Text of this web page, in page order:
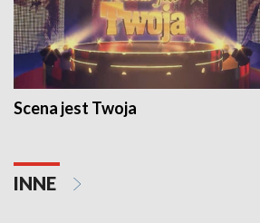
Scena jest Twoja
INNE